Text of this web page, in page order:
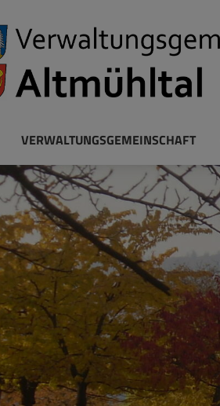
VERWALTUNGSGEMEINSCHAFT